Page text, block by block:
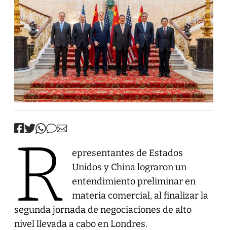
R
epresentantes de Estados
Unidos y China lograron un
entendimiento preliminar en
materia comercial, al finalizar la
segunda jornada de negociaciones de alto
nivel llevada a cabo en Londres.